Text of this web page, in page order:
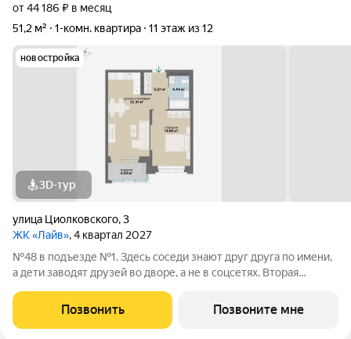
от 44 186 ₽ в месяц
51,2 м²
1-комн. квартира 11 этаж из 12
новостройка
3D-тур
улица Циолковского,3
ЖК «Лайв», 4 квартал 2027
№48 в подъезде №1. Здесь соседи знают друг друга по имени,
а дети заводят друзей во дворе, а не в соцсетях. Вторая
комфорта и особенное внимание к атмосфере
добрососедства. В первой очереди
Позвонить Позвоните мне